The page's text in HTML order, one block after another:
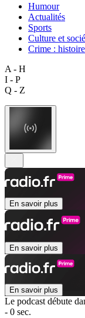
Humour
Actualités
Sports
Culture et
Crime :
A - H
I - P
Q - Z
En savoir plus
En savoir plus
En savoir plus
Le podcast débute
- 0 sec.